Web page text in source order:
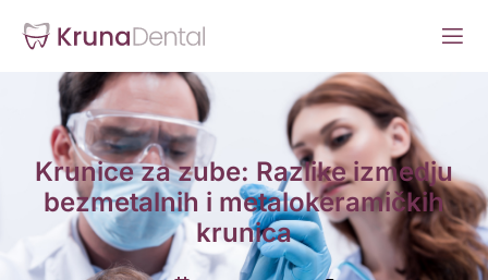
Krunice za zube: Razlike izmedju
bezmetalnih i metalokeramičkih
krunica